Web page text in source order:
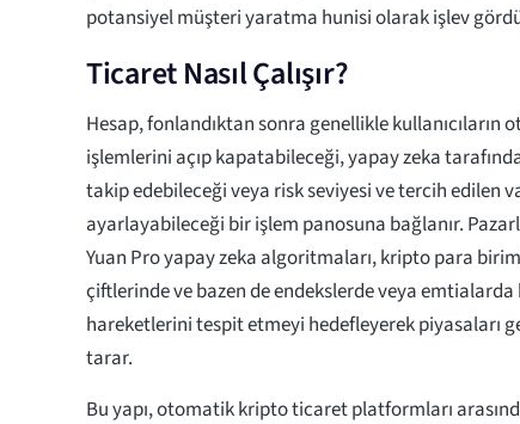
potansiyel müşteri yaratma hunisi olarak işlev
Ticaret Nasıl Çalışır?
Hesap, fonlandıktan sonra genellikle kullanıcıların
işlemlerini açıp kapatabileceği, yapay zeka
takip edebileceği veya risk seviyesi ve tercih edilen
ayarlayabileceği bir işlem panosuna bağlanır.
Yuan Pro yapay zeka algoritmaları, kripto para
çiftlerinde ve bazen de endekslerde veya emtialarda
hareketlerini tespit etmeyi hedefleyerek piyasaları
tarar.
Bu yapı, otomatik kripto ticaret platformları